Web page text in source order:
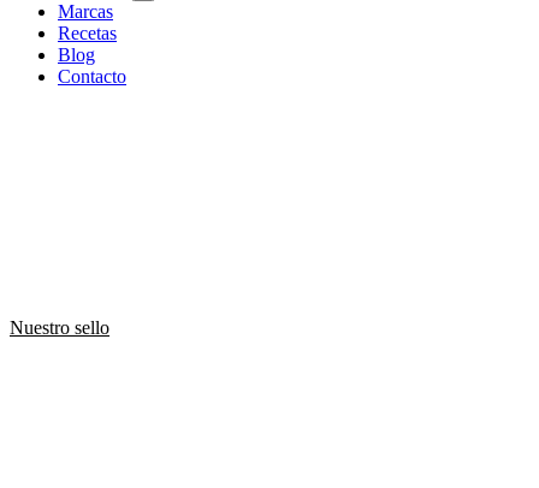
Marcas
Recetas
Blog
Contacto
Nuestro sello